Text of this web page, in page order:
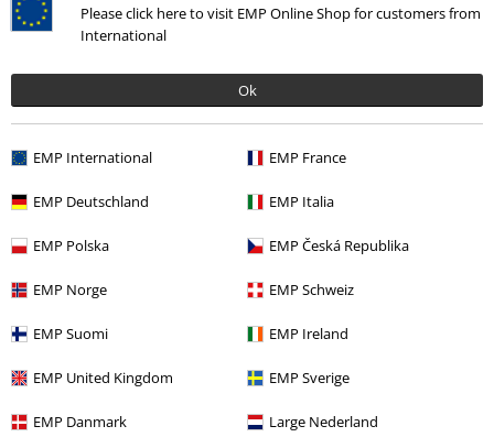
Please click here to visit EMP Online Shop for customers from
International
Ok
EMP International EMP France
EMP Deutschland EMP Italia
EMP Polska EMP Česká Republika
EMP Norge EMP Schweiz
EMP Suomi EMP Ireland
EMP United Kingdom EMP Sverige
EMP Danmark Large Nederland
More categories. More options.
Nyhedsbrev